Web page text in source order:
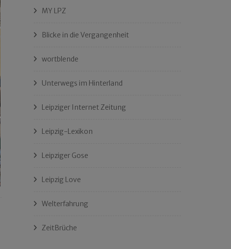
MY LPZ
Blicke in die Vergangenheit
wortblende
Unterwegs im Hinterland
Leipziger Internet Zeitung
Leipzig-Lexikon
Leipziger Gose
Leipzig Love
Welterfahrung
ZeitBrüche